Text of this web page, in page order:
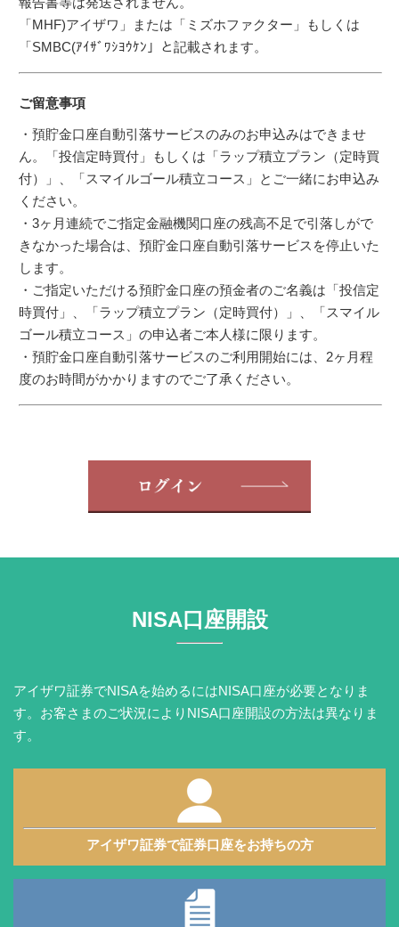
「MHF)アイザワ」または「ミズホファクター」もしくは
「SMBC(ｱｲｻﾞﾜｼﾖｳｹﾝ」と記載されます。
ご留意事項
・預貯金口座自動引落サービスのみのお申込みはできませ
ん。「投信定時買付」もしくは「ラップ積立プラン（定時買
付）」、「スマイルゴール積立コース」とご一緒にお申込み
ください。
・3ヶ月連続でご指定金融機関口座の残高不足で引落しがで
きなかった場合は、預貯金口座自動引落サービスを停止いた
します。
・ご指定いただける預貯金口座の預金者のご名義は「投信定
時買付」、「ラップ積立プラン（定時買付）」、「スマイル
ゴール積立コース」の申込者ご本人様に限ります。
・預貯金口座自動引落サービスのご利用開始には、2ヶ月程
度のお時間がかかりますのでご了承ください。
NISA口座開設
アイザワ証券でNISAを始めるにはNISA口座が必要となりま
す。お客さまのご状況によりNISA口座開設の方法は異なりま
す。
アイザワ証券で証券口座をお持ちの方